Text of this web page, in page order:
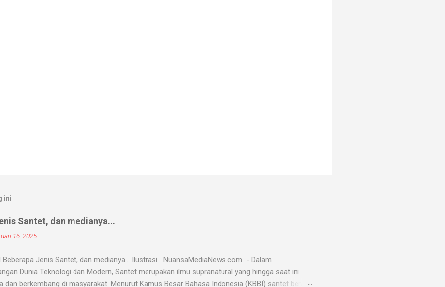
ini
Santet, dan medianya...
16, 2025
Beberapa Jenis Santet, dan medianya... Ilustrasi NuansaMediaNews.com - Dalam
Dunia Teknologi dan Modern, Santet merupakan ilmu supranatural yang hingga saat ini
dan berkembang di masyarakat. Menurut Kamus Besar Bahasa Indonesia (KBBI) santet berarti